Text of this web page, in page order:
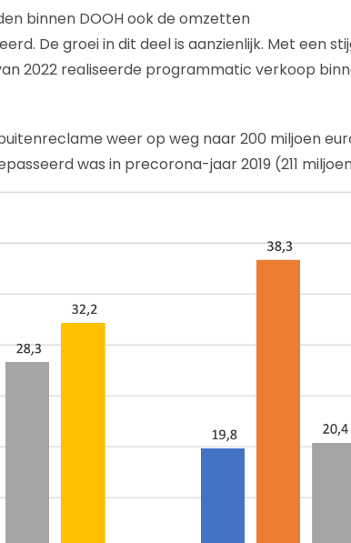
binnen DOOH ook de omzetten
De groei in dit deel is aanzienlijk. Met een
2022 realiseerde programmatic verkoop
weer op weg naar 200 miljoen
was in precorona-jaar 2019 (211